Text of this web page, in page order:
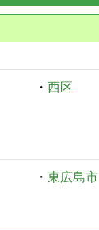
・ 西区
・ 東広島市